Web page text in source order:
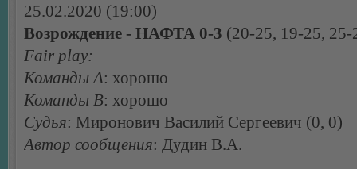
25.02.2020 (19:00)
Возрождение - НАФТА 0-3 (20-25, 19-25, 25-
Fair play:
Команды А: хорошо
Команды В: хорошо
Судья: Миронович Василий Сергеевич (0, 0)
Автор сообщения: Дудин В.А.